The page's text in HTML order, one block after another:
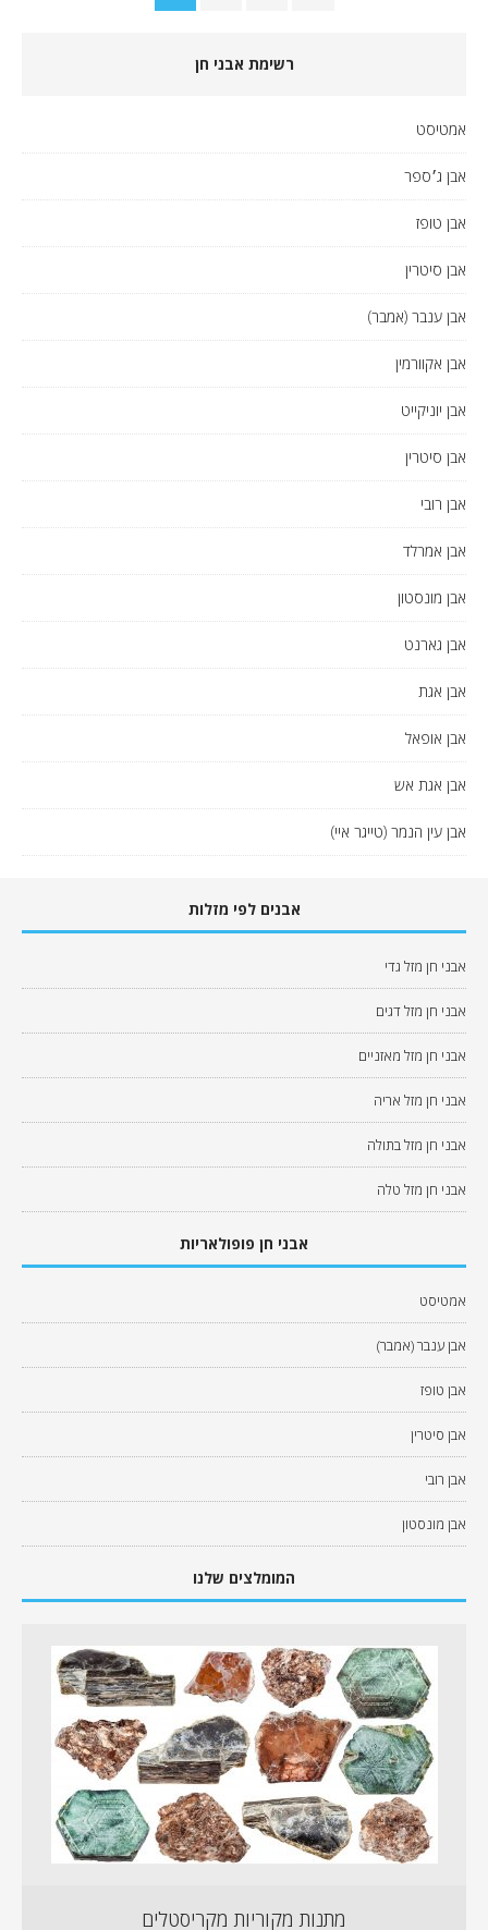
רשימת אבני חן
אמטיסט
אבן ג׳ספר
אבן טופז
אבן סיטרין
אבן ענבר (אמבר)
אבן אקוורמין
אבן יוניקייט
אבן סיטרין
אבן רובי
אבן אמרלד
אבן מונסטון
אבן גארנט
אבן אגת
אבן אופאל
אבן אגת אש
אבן עין הנמר (טייגר איי)
אבנים לפי מזלות
אבני חן מזל גדי
אבני חן מזל דגים
אבני חן מזל מאזניים
אבני חן מזל אריה
אבני חן מזל בתולה
אבני חן מזל טלה
אבני חן פופולאריות
אמטיסט
אבן ענבר (אמבר)
אבן טופז
אבן סיטרין
אבן רובי
אבן מונסטון
המומלצים שלנו
מתנות מקוריות מקריסטלים